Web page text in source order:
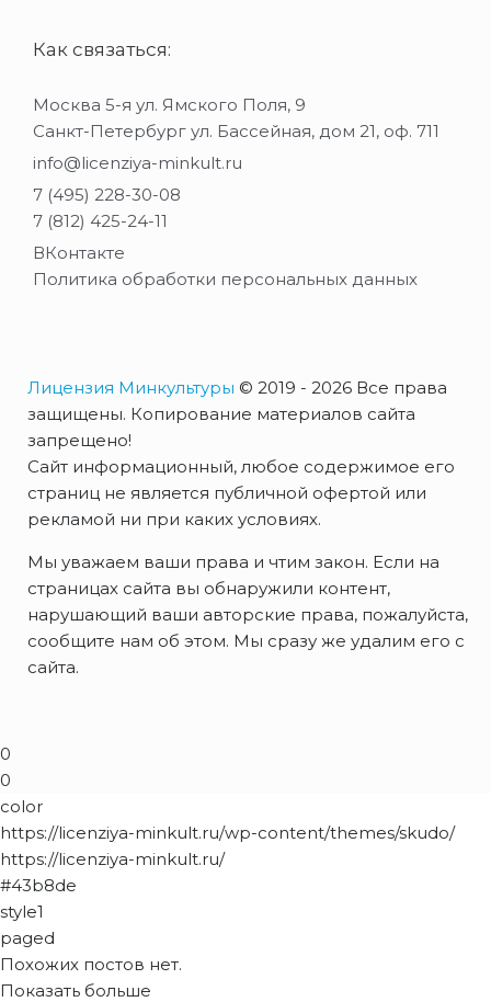
Как связаться:
Москва 5-я ул. Ямского Поля, 9
Санкт-Петербург ул. Бассейная, дом 21, оф. 711
info@licenziya-minkult.ru
7 (495) 228-30-08
7 (812) 425-24-11
ВКонтакте
Политика обработки персональных данных
Лицензия Минкультуры © 2019 - 2026 Все права
защищены. Копирование материалов сайта
запрещено!
Сайт информационный, любое содержимое его
страниц не является публичной офертой или
рекламой ни при каких условиях.
Мы уважаем ваши права и чтим закон. Если на
страницах сайта вы обнаружили контент,
нарушающий ваши авторские права, пожалуйста,
сообщите нам об этом. Мы сразу же удалим его с
сайта.
0
0
color
https://licenziya-minkult.ru/wp-content/themes/skudo/
https://licenziya-minkult.ru/
#43b8de
style1
paged
Похожих постов нет.
Показать больше